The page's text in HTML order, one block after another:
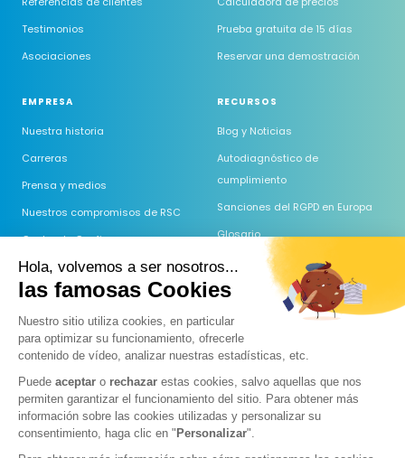
Hola, volvemos a ser nosotros...
las famosas Cookies
Nuestro sitio utiliza cookies, en particular
para optimizar su funcionamiento, ofrecerle
contenido de vídeo, analizar nuestras estadísticas, etc.
Puede aceptar o rechazar estas cookies, salvo aquellas que nos
permiten garantizar el funcionamiento del sitio. Para obtener más
información sobre las cookies utilizadas y personalizar su
consentimiento, haga clic en "Personalizar".
Testimonios
Asociaciones
Prueba gratuita de 15 días
Reservar una demostración
EMPRESA
Nuestra historia
Carreras
Prensa y medios
Nuestros compromisos de RSC
Centro de Confianza
Comprometidos con la Etiqueta
RGPD
RECURSOS
Blog y Noticias
Autodiagnóstico de
cumplimiento
Sanciones del RGPD en Europa
Glosario
Comparación de software RGPD
Comparación de DPO externo
Centro de ayuda
Preguntas Frecuentes
Comparatif des IA (RGPD)
Prospection & IA 2026